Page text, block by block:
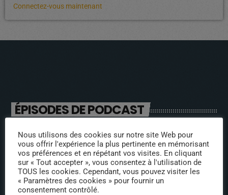
Connectez-vous maintenant
ÉPISODES DE PODCAST
INTERVENANTS
Nathalie Remaoun – La
Petite Fourmi Rouge
Nous utilisons des cookies sur notre site Web pour
vous offrir l'expérience la plus pertinente en mémorisant
vos préférences et en répétant vos visites. En cliquant
sur « Tout accepter », vous consentez à l'utilisation de
TOUS les cookies. Cependant, vous pouvez visiter les
« Paramètres des cookies » pour fournir un
consentement contrôlé.